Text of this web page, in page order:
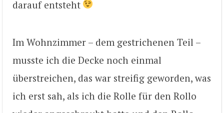
darauf entsteht
Im Wohnzimmer – dem gestrichenen Teil –
musste ich die Decke noch einmal
überstreichen, das war streifig geworden, was
ich erst sah, als ich die Rolle für den Rollo